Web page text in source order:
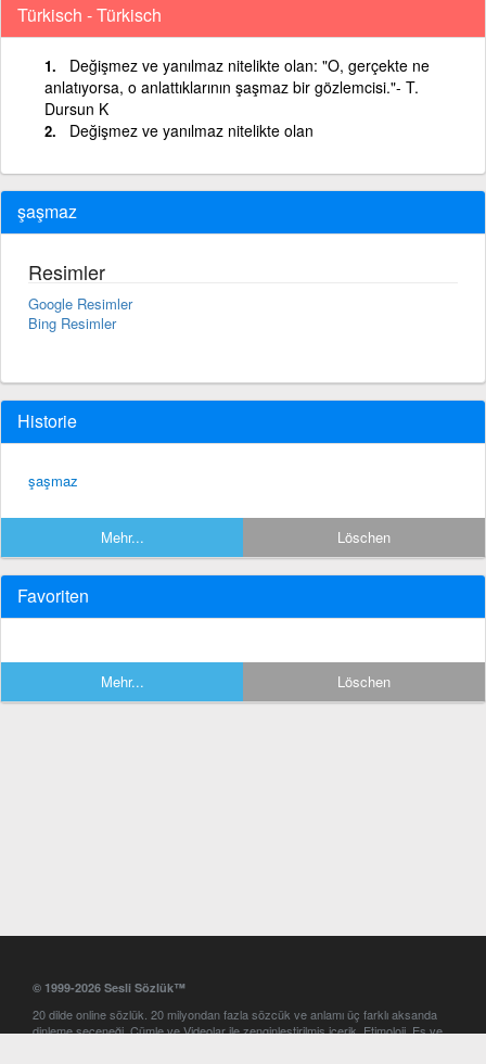
Türkisch - Türkisch
Değişmez ve yanılmaz nitelikte olan: "O, gerçekte ne
anlatıyorsa, o anlattıklarının şaşmaz bir gözlemcisi."- T.
Dursun K
Değişmez ve yanılmaz nitelikte olan
şaşmaz
Resimler
Google Resimler
Bing Resimler
Historie
şaşmaz
Mehr... Löschen
Favoriten
Mehr... Löschen
© 1999-2026 Sesli Sözlük™
20 dilde online sözlük. 20 milyondan fazla sözcük ve anlamı üç farklı aksanda
dinleme seçeneği. Cümle ve Videolar ile zenginleştirilmiş içerik. Etimoloji, Eş ve